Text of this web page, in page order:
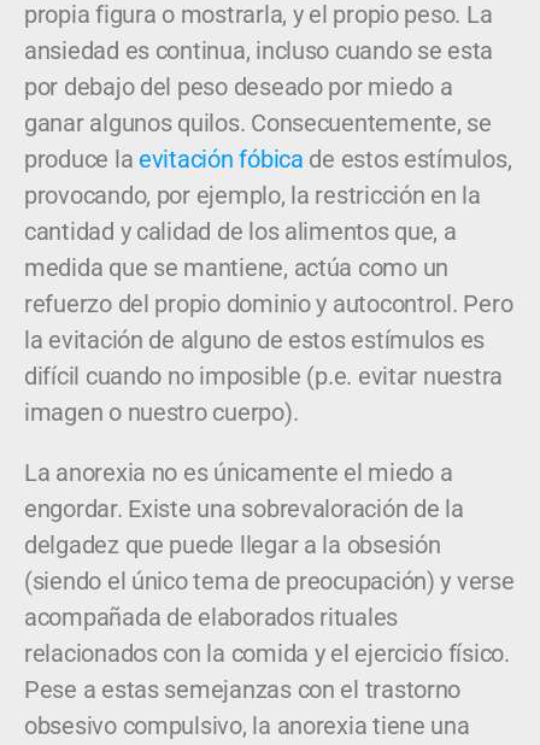
propia figura o mostrarla, y el propio peso. La
ansiedad es continua, incluso cuando se esta
por debajo del peso deseado por miedo a
ganar algunos quilos. Consecuentemente, se
produce la evitación fóbica de estos estímulos,
provocando, por ejemplo, la restricción en la
cantidad y calidad de los alimentos que, a
medida que se mantiene, actúa como un
refuerzo del propio dominio y autocontrol. Pero
la evitación de alguno de estos estímulos es
difícil cuando no imposible (p.e. evitar nuestra
imagen o nuestro cuerpo).
La anorexia no es únicamente el miedo a
engordar. Existe una sobrevaloración de la
delgadez que puede llegar a la obsesión
(siendo el único tema de preocupación) y verse
acompañada de elaborados rituales
relacionados con la comida y el ejercicio físico.
Pese a estas semejanzas con el trastorno
obsesivo compulsivo, la anorexia tiene una